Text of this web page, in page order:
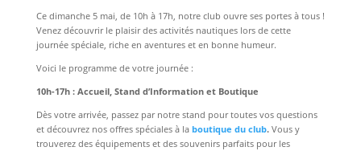
Ce dimanche 5 mai, de 10h à 17h, notre club ouvre ses portes à tous !
Venez découvrir le plaisir des activités nautiques lors de cette
journée spéciale, riche en aventures et en bonne humeur.
Voici le programme de votre journée :
10h-17h : Accueil, Stand d’Information et Boutique
Dès votre arrivée, passez par notre stand pour toutes vos questions
et découvrez nos offres spéciales à la boutique du club. Vous y
trouverez des équipements et des souvenirs parfaits pour les